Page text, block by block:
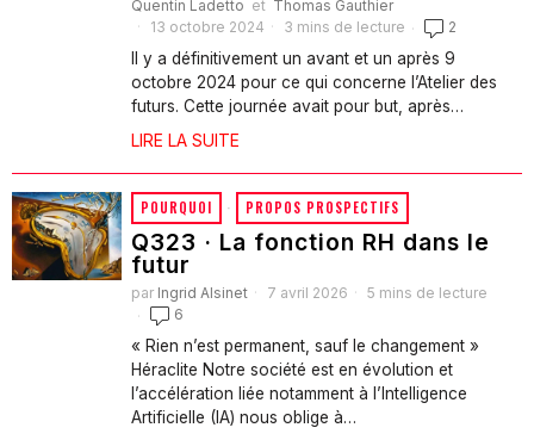
Quentin Ladetto et Thomas Gauthier
13 octobre 2024
3 mins de lecture 2
Il y a définitivement un avant et un après 9
octobre 2024 pour ce qui concerne l’Atelier des
futurs. Cette journée avait pour but, après…
LIRE LA SUITE
POURQUOI · PROPOS PROSPECTIFS
Q323 · La fonction RH dans le
futur
par Ingrid Alsinet 7 avril 2026
5 mins de lecture
6
« Rien n’est permanent, sauf le changement »
Héraclite Notre société est en évolution et
l’accélération liée notamment à l’Intelligence
Artificielle (IA) nous oblige à…